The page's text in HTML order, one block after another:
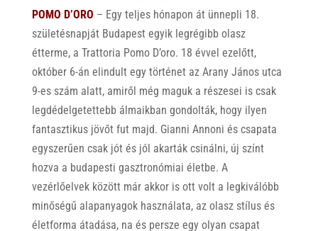
POMO D’ORO – Egy teljes hónapon át ünnepli 18.
születésnapját Budapest egyik legrégibb olasz
étterme, a Trattoria Pomo D’oro. 18 évvel ezelőtt,
október 6-án elindult egy történet az Arany János utca
9-es szám alatt, amiről még maguk a részesei is csak
legdédelgetettebb álmaikban gondolták, hogy ilyen
fantasztikus jövőt fut majd. Gianni Annoni és csapata
egyszerűen csak jót és jól akarták csinálni, új színt
hozva a budapesti gasztronómiai életbe. A
vezérlőelvek között már akkor is ott volt a legkiválóbb
minőségű alapanyagok használata, az olasz stílus és
életforma átadása, na és persze egy olyan csapat